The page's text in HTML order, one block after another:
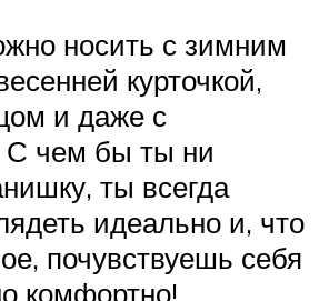
носить с зимним
курточкой,
и даже с
С чем бы ты ни
ты всегда
идеально и, что
почувствуешь себя
комфортно!